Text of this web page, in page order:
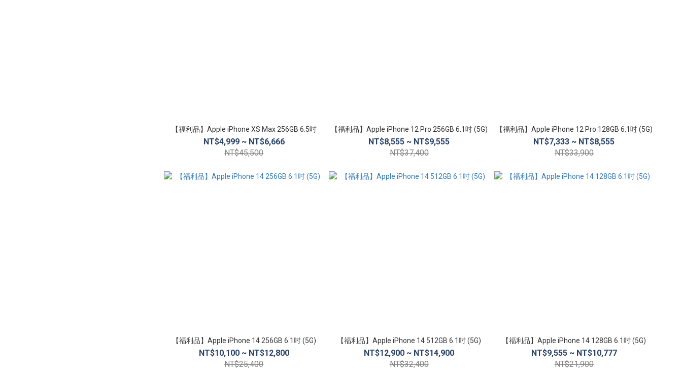
【福利品】Apple iPhone XS Max 256GB 6.5吋
NT$4,999 ~ NT$6,666
NT$45,500
【福利品】Apple iPhone 12 Pro 256GB 6.1吋 (5G)
NT$8,555 ~ NT$9,555
NT$37,400
【福利品】Apple iPhone 12 Pro 128GB 6.1吋 (5G)
NT$7,333 ~ NT$8,555
NT$33,900
【福利品】Apple iPhone 14 256GB 6.1吋 (5G)
NT$10,100 ~ NT$12,800
NT$25,400
【福利品】Apple iPhone 14 512GB 6.1吋 (5G)
NT$12,900 ~ NT$14,900
NT$32,400
【福利品】Apple iPhone 14 128GB 6.1吋 (5G)
NT$9,555 ~ NT$10,777
NT$21,900